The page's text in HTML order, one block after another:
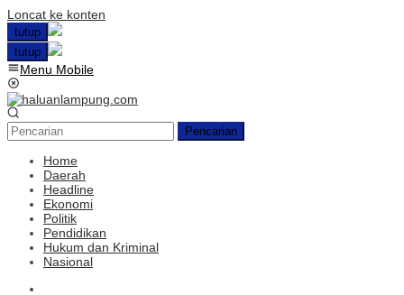
Loncat ke konten
tutup
tutup
Menu Mobile
Pencarian
Home
Daerah
Headline
Ekonomi
Politik
Pendidikan
Hukum dan Kriminal
Nasional